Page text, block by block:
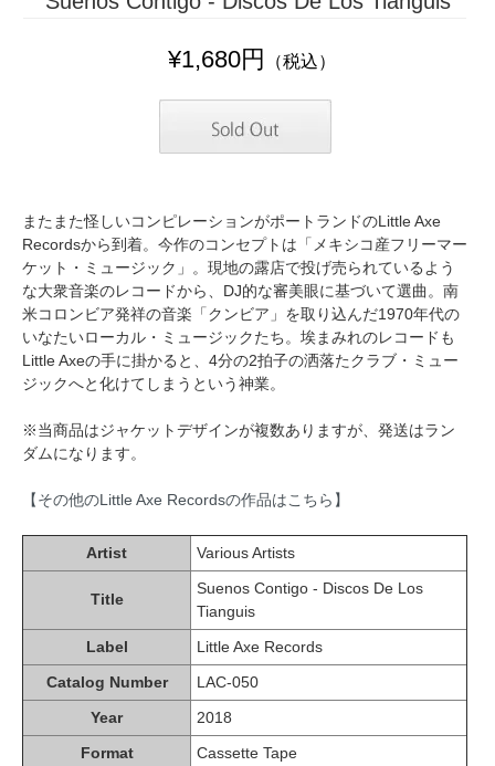
¥1,680円 （税込）
またまた怪しいコンピレーションがポートランドのLittle Axe
Recordsから到着。今作のコンセプトは「メキシコ産フリーマー
ケット・ミュージック」。現地の露店で投げ売られているよう
な大衆音楽のレコードから、DJ的な審美眼に基づいて選曲。南
米コロンビア発祥の音楽「クンビア」を取り込んだ1970年代の
いなたいローカル・ミュージックたち。埃まみれのレコードも
Little Axeの手に掛かると、4分の2拍子の洒落たクラブ・ミュー
ジックへと化けてしまうという神業。
※当商品はジャケットデザインが複数ありますが、発送はラン
ダムになります。
【その他のLittle Axe Recordsの作品はこちら】
Artist Various Artists
Title
Suenos Contigo - Discos De Los
Tianguis
Label
Little Axe Records
Catalog Number
LAC-050
Year
2018
Format
Cassette Tape